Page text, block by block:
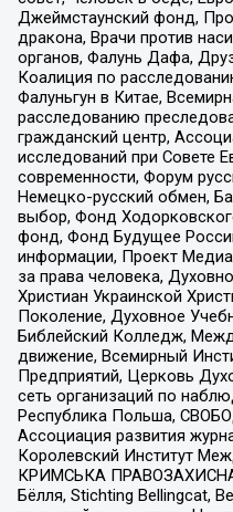
Джеймстаунский фонд,
дракона, Врачи против
органов, Фалунь Дафа,
Коалиция по
Фалуньгун в Китае,
расследованию
гражданский центр,
исследований при Совете
современности, Форум
Немецко-русский обмен,
выбор, Фонд
фонд, Фонд Будущее
информации, Проект
за права человека,
Христиан Украинской
Поколение, Духовное
Библейский Колледж,
движение, Всемирный
Предприятий, Церковь
сеть организаций по
Республика Польша,
Ассоциация развития
Королевский Институт
КРИМСЬКА
Бёлля, Stichting Bellingcat,